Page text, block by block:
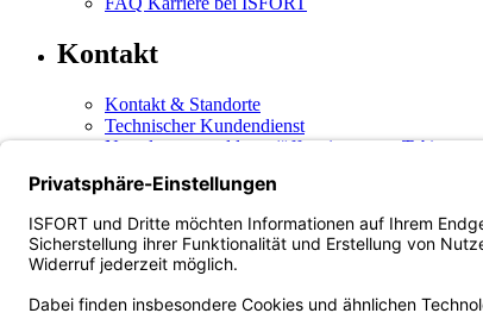
Kontakt
Kontakt & Standorte
Technischer Kundendienst
Newsletteranmeldung(öffnet in neuem Tab)
Social Media
Instagram(öffnet in neuem Tab)